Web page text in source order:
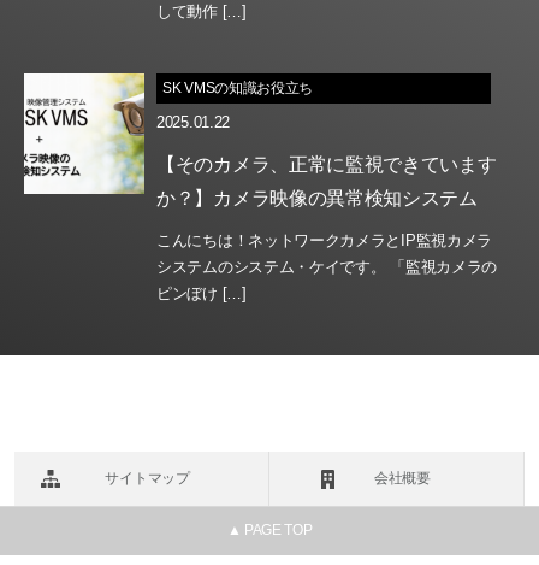
して動作 […]
SK VMSの知識お役立ち
2025.01.22
【そのカメラ、正常に監視できています
か？】カメラ映像の異常検知システム
こんにちは！ネットワークカメラとIP監視カメラ
システムのシステム・ケイです。 「監視カメラの
ピンぼけ […]
サイトマップ 会社概要
▲ PAGE TOP